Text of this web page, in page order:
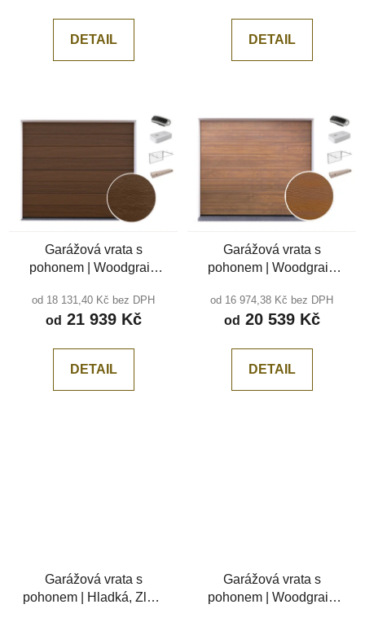
DETAIL DETAIL
Garážová vrata s
pohonem | Woodgrain
drážka
od 18 131,40 Kč bez DPH
od 21 939 Kč
DETAIL
Garážová vrata s
pohonem | Woodgrain
drážka
od 16 974,38 Kč bez DPH
od 20 539 Kč
DETAIL
Garážová vrata s
pohonem | Hladká, Zlatý
Garážová vrata s
pohonem | Woodgrain